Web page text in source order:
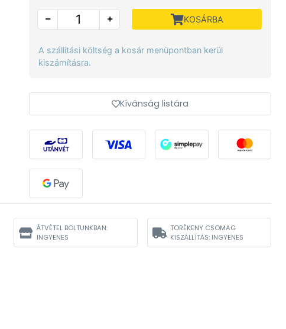
KOSÁRBA
A szállítási költség a kosár menüpontban kerül
kiszámításra.
Kívánság listára
ÁTVÉTEL BOLTUNKBAN:
INGYENES
TÖRÉKENY CSOMAG
KISZÁLLÍTÁS: INGYENES